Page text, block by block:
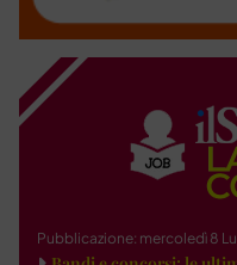
Pubblicazione: mercoledì 8